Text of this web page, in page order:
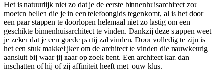
Het is natuurlijk niet zo dat je de eerste binnenhuisarchitect zou
moeten bellen die je in een telefoongids tegenkomt, al is het door
een paar stappen te doorlopen helemaal niet zo lastig om een
geschikte binnenhuisarchitect te vinden. Dankzij deze stappen weet
je zeker dat je een goede partij zal vinden. Door volledig te zijn is
het een stuk makkelijker om de architect te vinden die nauwkeurig
aansluit bij waar jij naar op zoek bent. Een architect kan dan
inschatten of hij of zij affiniteit heeft met jouw klus.